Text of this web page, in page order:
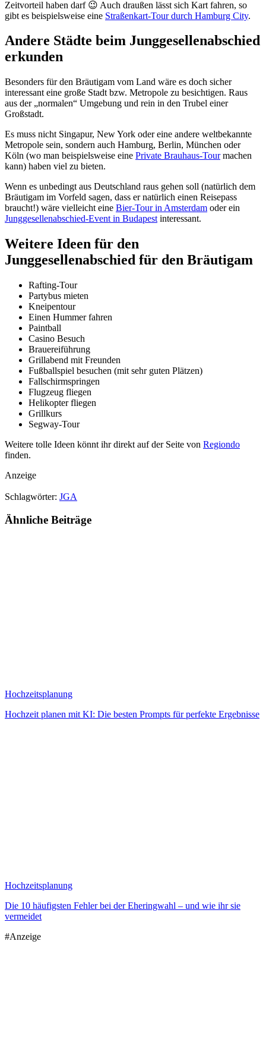
Zeitvorteil haben darf 😉 Auch draußen lässt sich Kart fahren, so
gibt es beispielsweise eine Straßenkart-Tour durch Hamburg City.
Andere Städte beim Junggesellenabschied
erkunden
Besonders für den Bräutigam vom Land wäre es doch sicher
interessant eine große Stadt bzw. Metropole zu besichtigen. Raus
aus der „normalen“ Umgebung und rein in den Trubel einer
Großstadt.
Es muss nicht Singapur, New York oder eine andere weltbekannte
Metropole sein, sondern auch Hamburg, Berlin, München oder
Köln (wo man beispielsweise eine Private Brauhaus-Tourmachen
kann) haben viel zu bieten.
Wenn es unbedingt aus Deutschland raus gehen soll (natürlich dem
Bräutigam im Vorfeld sagen, dass er natürlich einen Reisepass
braucht!) wäre vielleicht eine Bier-Tour in Amsterdam oder ein
Junggesellenabschied-Event in Budapest interessant.
Weitere Ideen für den
Junggesellenabschied für den Bräutigam
Rafting-Tour
Partybus mieten
Kneipentour
Einen Hummer fahren
Paintball
Casino Besuch
Brauereiführung
Grillabend mit Freunden
Fußballspiel besuchen (mit sehr guten Plätzen)
Fallschirmspringen
Flugzeug fliegen
Helikopter fliegen
Grillkurs
Segway-Tour
Weitere tolle Ideen könnt ihr direkt auf der Seite von Regiondo
finden.
Anzeige
Schlagwörter: JGA
Ähnliche Beiträge
Hochzeitsplanung
Hochzeit planen mit KI: Die besten Prompts für perfekte Ergebnisse
Hochzeitsplanung
Die 10 häufigsten Fehler bei der Eheringwahl – und wie ihr sie
vermeidet
#Anzeige